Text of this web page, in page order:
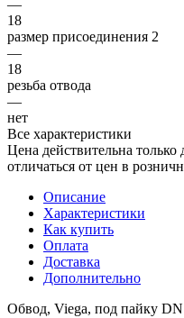
—
18
размер присоединения 2
—
18
резьба отвода
—
нет
Все характеристики
Цена действительна
отличаться от цен в
Описание
Характеристики
Как купить
Оплата
Доставка
Дополнительно
Обвод, Viega, под пайку